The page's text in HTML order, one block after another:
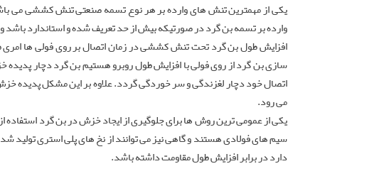
یکی از مهمترین تنش های وارده بر هر نوع تسمه صنعتی تنش کششی می
وارده بر تسمه بن گرد در صورتیکه بیش از حد تعریف شده و استاندارد
افزایش طول بن گرد تحت تنش کششی در زمان اتصال بر روی فولی ها امری
سازی بن گرد از روی فولی با افزایش طول روبرو هستیم بن گرد دچار
اتصال خود دچار لغزندگی و سر خوردگی گردد. علاوه بر این مشکل پدیده
می رود.
یکی از عمومی ترین روش ها برای جلوگیری از ایجاد خزش در بن گرد
سیم های فولادی هستند و گاهی نیز می توانند از نخ های پلی استری
دارد در برابر افزایش طول مقاومت داشته باشد.